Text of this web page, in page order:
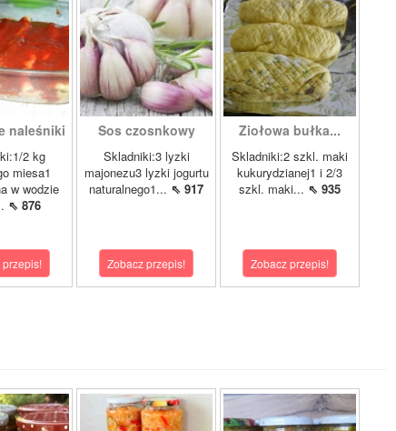
naleśniki
2 kg
miesa1
w wodzie
⇖ 876
Sos czosnkowy
Skladniki:3 lyzki
majonezu3 lyzki jogurtu
naturalnego1... ⇖ 917
Zobacz przepis!
Ziołowa bułka...
Skladniki:2 szkl. maki
kukurydzianej1 i 2/3
szkl. maki... ⇖ 935
Zobacz przepis!